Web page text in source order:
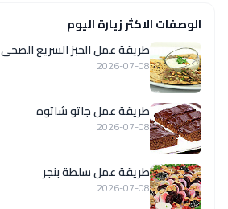
الوصفات الاكثر زيارة اليوم
طريقة عمل الخبز السريع الصحى
2026-07-08
طريقة عمل جاتو شاتوه
2026-07-08
طريقة عمل سلطة بنجر
2026-07-08